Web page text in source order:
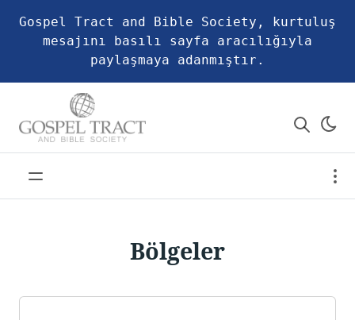
Gospel Tract and Bible Society, kurtuluş
mesajını basılı sayfa aracılığıyla
paylaşmaya adanmıştır.
Bölgeler